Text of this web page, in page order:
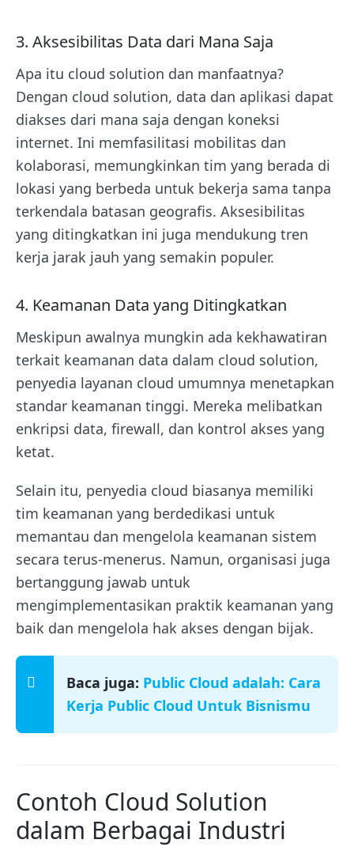
3. Aksesibilitas Data dari Mana Saja
Apa itu cloud solution dan manfaatnya?
Dengan cloud solution, data dan aplikasi dapat
diakses dari mana saja dengan koneksi
internet. Ini memfasilitasi mobilitas dan
kolaborasi, memungkinkan tim yang berada di
lokasi yang berbeda untuk bekerja sama tanpa
terkendala batasan geografis. Aksesibilitas
yang ditingkatkan ini juga mendukung tren
kerja jarak jauh yang semakin populer.
4. Keamanan Data yang Ditingkatkan
Meskipun awalnya mungkin ada kekhawatiran
terkait keamanan data dalam cloud solution,
penyedia layanan cloud umumnya menetapkan
standar keamanan tinggi. Mereka melibatkan
enkripsi data, firewall, dan kontrol akses yang
ketat.
Selain itu, penyedia cloud biasanya memiliki
tim keamanan yang berdedikasi untuk
memantau dan mengelola keamanan sistem
secara terus-menerus. Namun, organisasi juga
bertanggung jawab untuk
mengimplementasikan praktik keamanan yang
baik dan mengelola hak akses dengan bijak.
Baca juga: Public Cloud adalah: Cara
Kerja Public Cloud Untuk Bisnismu
Contoh Cloud Solution
dalam Berbagai Industri